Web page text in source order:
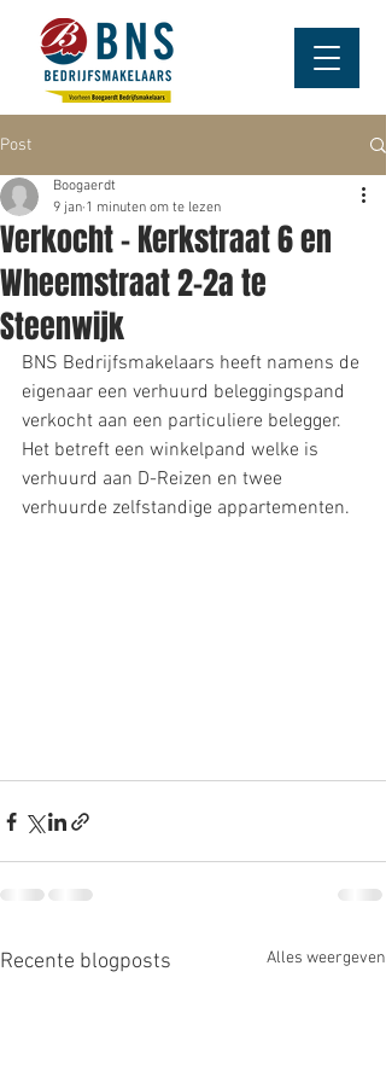
Post
Verkocht – Kerkstraat 6 en
Wheemstraat 2-2a te
Steenwijk
Boogaerdt
9 jan 1 minuten om te lezen
BNS Bedrijfsmakelaars heeft namens de
eigenaar een verhuurd beleggingspand
verkocht aan een particuliere belegger.
Het betreft een winkelpand welke is
verhuurd aan D-Reizen en twee
verhuurde zelfstandige appartementen.
Recente blogposts Alles weergeven